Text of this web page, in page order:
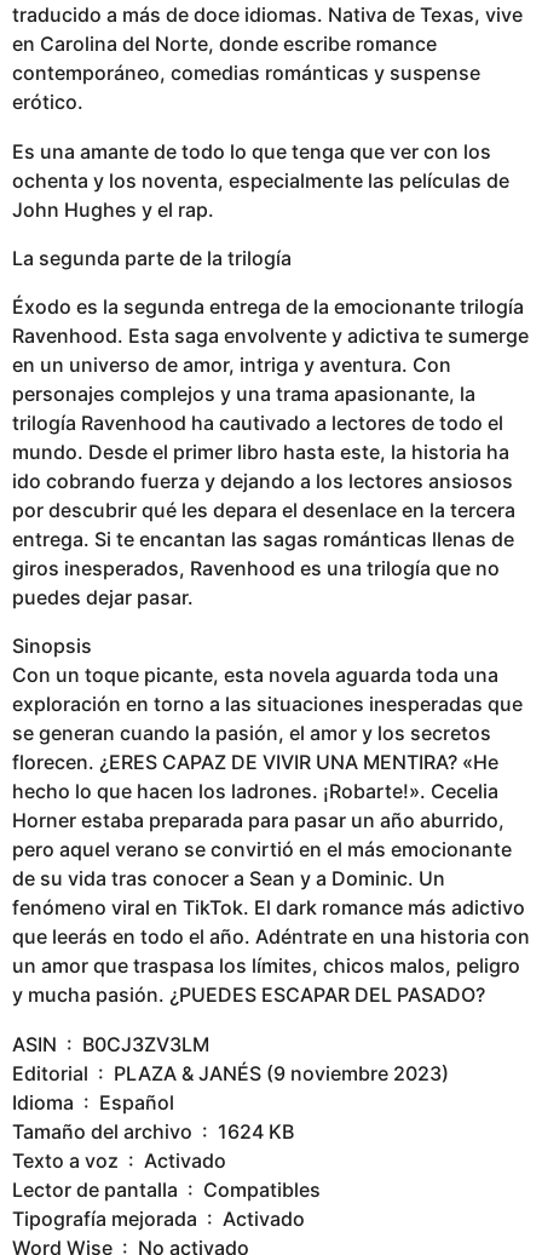
traducido a más de doce idiomas. Nativa de Texas, vive
en Carolina del Norte, donde escribe romance
contemporáneo, comedias románticas y suspense
erótico.
Es una amante de todo lo que tenga que ver con los
ochenta y los noventa, especialmente las películas de
John Hughes y el rap.
La segunda parte de la trilogía
Éxodo es la segunda entrega de la emocionante trilogía
Ravenhood. Esta saga envolvente y adictiva te sumerge
en un universo de amor, intriga y aventura. Con
personajes complejos y una trama apasionante, la
trilogía Ravenhood ha cautivado a lectores de todo el
mundo. Desde el primer libro hasta este, la historia ha
ido cobrando fuerza y dejando a los lectores ansiosos
por descubrir qué les depara el desenlace en la tercera
entrega. Si te encantan las sagas románticas llenas de
giros inesperados, Ravenhood es una trilogía que no
puedes dejar pasar.
Sinopsis
Con un toque picante, esta novela aguarda toda una
exploración en torno a las situaciones inesperadas que
se generan cuando la pasión, el amor y los secretos
florecen. ¿ERES CAPAZ DE VIVIR UNA MENTIRA? «He
hecho lo que hacen los ladrones. ¡Robarte!». Cecelia
Horner estaba preparada para pasar un año aburrido,
pero aquel verano se convirtió en el más emocionante
de su vida tras conocer a Sean y a Dominic. Un
fenómeno viral en TikTok. El dark romance más adictivo
que leerás en todo el año. Adéntrate en una historia con
un amor que traspasa los límites, chicos malos, peligro
y mucha pasión. ¿PUEDES ESCAPAR DEL PASADO?
ASIN ‏ : ‎ B0CJ3ZV3LM
Editorial ‏ : ‎ PLAZA & JANÉS (9 noviembre 2023)
Idioma ‏ : ‎ Español
Tamaño del archivo ‏ : ‎ 1624 KB
Texto a voz ‏ : ‎ Activado
Lector de pantalla ‏ : ‎ Compatibles
Tipografía mejorada ‏ : ‎ Activado
Word Wise ‏ : ‎ No activado